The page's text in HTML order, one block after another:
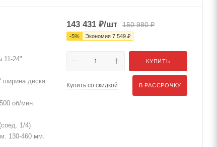
11-24"
ширина диска
об/мин.
1/4)
130-460 мм.
143 431 ₽/шт 150 980₽
-5% Экономия 7 549 ₽
КУПИТЬ
Купить со скидкой В РАССРОЧКУ